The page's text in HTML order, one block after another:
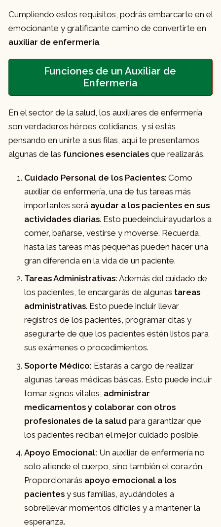
Cumpliendo estos requisitos, podrás embarcarte en el
emocionante y gratificante camino de convertirte en
auxiliar de enfermería.
Funciones de un Auxiliar de
Enfermería
En el sector de la salud, los auxiliares de enfermería
son verdaderos héroes cotidianos, y si estás
pensando en unirte a sus filas, aquí te presentamos
algunas de las funciones esenciales que realizarás.
Cuidado Personal de los Pacientes: Como
auxiliar de enfermería, una de tus tareas más
importantes será ayudar a los pacientes en sus
actividades diarias. Esto puedeincluirayudarlos a
comer, bañarse, vestirse y moverse. Recuerda,
hasta las tareas más pequeñas pueden hacer una
gran diferencia en la vida de un paciente.
Tareas Administrativas: Además del cuidado de
los pacientes, te encargarás de algunas tareas
administrativas. Esto puede incluir llevar
registros de los pacientes, programar citas y
asegurarte de que los pacientes estén listos para
sus exámenes o procedimientos.
Soporte Médico: Estarás a cargo de realizar
algunas tareas médicas básicas. Esto puede incluir
tomar signos vitales, administrar
medicamentos y colaborar con otros
profesionales de la salud para garantizar que
los pacientes reciban el mejor cuidado posible.
Apoyo Emocional: Un auxiliar de enfermería no
solo atiende el cuerpo, sino también el corazón.
Proporcionarás apoyo emocional a los
pacientes y sus familias, ayudándoles a
sobrellevar momentos difíciles y a mantener la
esperanza.